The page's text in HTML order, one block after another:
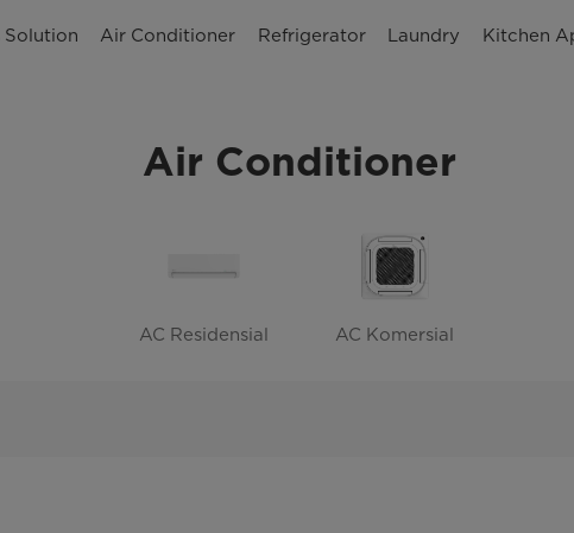
Solution Air Conditioner Refrigerator Laundry Kitchen
Air Conditioner
AC Residensial AC Komersial